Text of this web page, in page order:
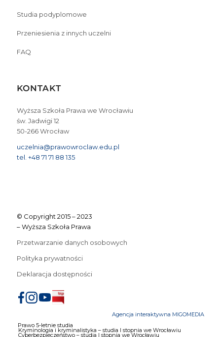
Studia podyplomowe
Przeniesienia z innych uczelni
FAQ
KONTAKT
Wyższa Szkoła Prawa we Wrocławiu
św. Jadwigi 12
50-266 Wrocław
uczelnia@prawowroclaw.edu.pl
tel. +48 71 71 88 135
© Copyright 2015 – 2023
– Wyższa Szkoła Prawa
Przetwarzanie danych osobowych
Polityka prywatności
Deklaracja dostępności
Agencja interaktywna MIGOMEDIA
Prawo 5-letnie studia
Kryminologia i kryminalistyka – studia I stopnia we Wrocławiu
Cyberbezpieczeństwo – studia I stopnia we Wrocławiu